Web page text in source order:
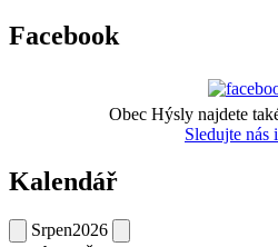
Facebook
Obec Hýsly najdete
Sledujte nás
Kalendář
Srpen2026